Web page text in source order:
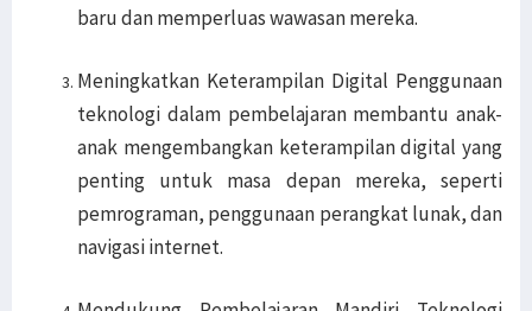
baru dan memperluas wawasan mereka.
Meningkatkan Keterampilan Digital Penggunaan
teknologi dalam pembelajaran membantu anak-
anak mengembangkan keterampilan digital yang
penting untuk masa depan mereka, seperti
pemrograman, penggunaan perangkat lunak, dan
navigasi internet.